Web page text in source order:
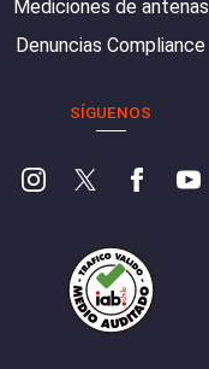
Mediciones de antenas
Denuncias Compliance
SÍGUENOS